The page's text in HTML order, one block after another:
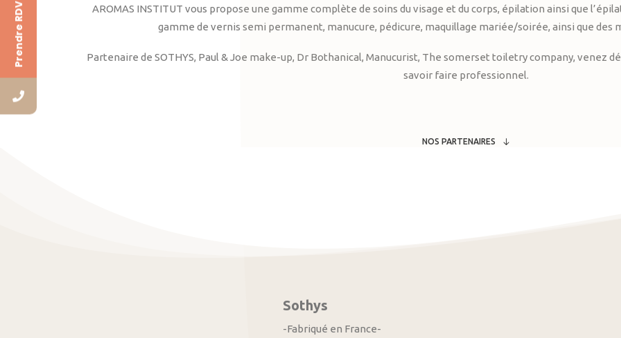
AROMAS INSTITUT vous propose une gamme complète de soins du visage et du corps, épilation ainsi que
gamme de vernis semi permanent, manucure, pédicure, maquillage mariée/soirée, ainsi que des
Partenaire de SOTHYS, Paul & Joe make-up, Dr Bothanical, Manucurist, The somerset toiletry company, venez
savoir faire professionnel.
NOS PARTENAIRES
Sothys
-Fabriqué en France-
Prendre RDV